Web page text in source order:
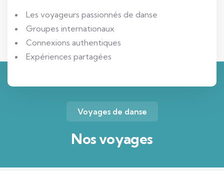
Les voyageurs passionnés de danse
Groupes internationaux
Connexions authentiques
Expériences partagées
Voyages de danse
Nos voyages